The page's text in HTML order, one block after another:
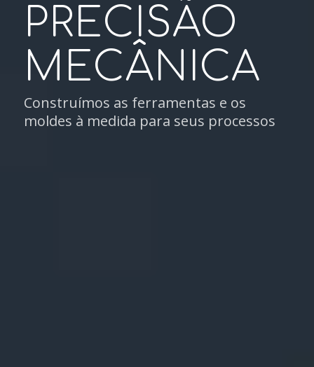
PRECISÃO
MECÂNICA
Construímos as ferramentas e os
moldes à medida para seus processos